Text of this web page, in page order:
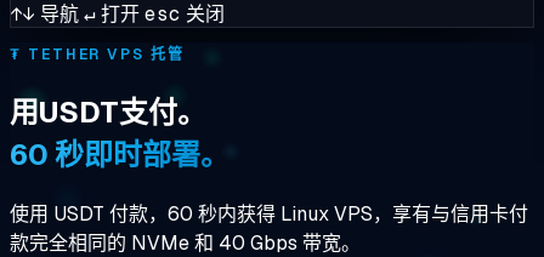
↑↓ 导航↵打开esc 关闭
₮ TETHER VPS 托管
用USDT支付。
60 秒即时部署。
使用 USDT 付款，60 秒内获得 Linux VPS，享有与信用卡付
款完全相同的 NVMe 和 40 Gbps 带宽。